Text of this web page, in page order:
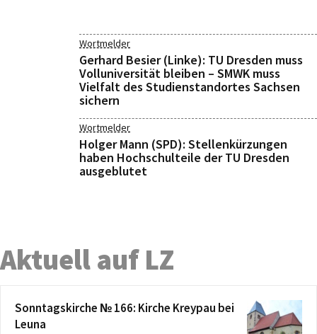
Wortmelder
Gerhard Besier (Linke): TU Dresden muss
Volluniversität bleiben – SMWK muss
Vielfalt des Studienstandortes Sachsen
sichern
Wortmelder
Holger Mann (SPD): Stellenkürzungen
haben Hochschulteile der TU Dresden
ausgeblutet
Aktuell auf LZ
Sonntagskirche № 166: Kirche Kreypau bei
Leuna